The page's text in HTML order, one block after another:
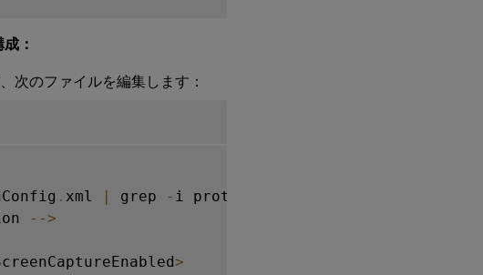
：
次のファイルを編集します：
. xml | grep - i protection
-->
>